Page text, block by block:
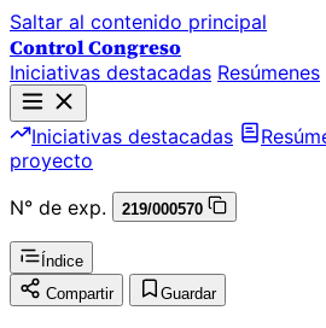
Saltar al contenido principal
Control Congreso
Iniciativas destacadas Resúmenes
Iniciativas destacadas
proyecto
N° de exp.
219/000570
Índice
Compartir
Guardar